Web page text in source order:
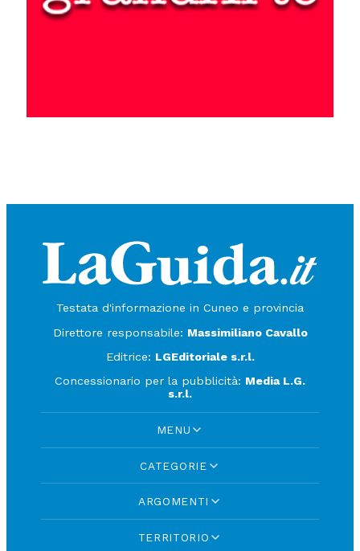
Testata d'informazione in Cuneo e provincia
Direttore responsabile: Massimiliano Cavallo
Editrice: LGEditoriale s.r.l.
Concessionario per la pubblicità: Media L.G.
s.r.l.
MENU
CATEGORIE
ARGOMENTI
TERRITORIO